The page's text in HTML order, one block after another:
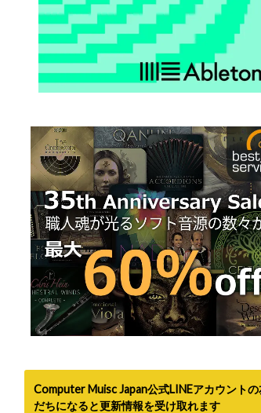
Computer Muisc Japan公式LINEアカウントの
だちになると更新情報を受け取れます